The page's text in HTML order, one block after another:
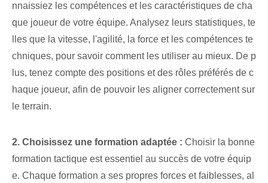
nnaissiez les compétences et les caractéristiques de cha
que joueur de votre équipe. Analysez leurs statistiques, te
lles que la vitesse, l'agilité, la force et les compétences te
chniques, pour savoir comment les utiliser au mieux. De p
lus, tenez compte des positions et des rôles préférés de c
haque joueur, afin de pouvoir les aligner correctement sur
le terrain.
2. Choisissez une formation adaptée : Choisir la bonne
formation tactique est essentiel au succès de votre équip
e. Chaque formation a ses propres forces et faiblesses, al